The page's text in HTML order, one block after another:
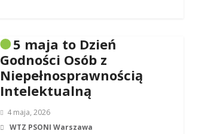
5 maja to Dzień
Godności Osób z
Niepełnosprawnością
Intelektualną
4 maja, 2026
WTZ PSONI Warszawa